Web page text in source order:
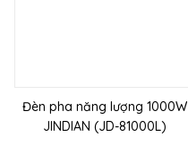
Đèn pha năng lượng 1000W
JINDIAN (JD-81000L)